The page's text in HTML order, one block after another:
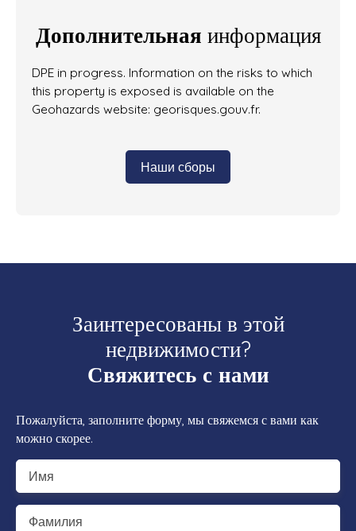
Дополнительная информация
DPE in progress. Information on the risks to which
this property is exposed is available on the
Geohazards website: georisques.gouv.fr.
Наши сборы
Заинтересованы в этой
недвижимости?
Свяжитесь с нами
Пожалуйста, заполните форму, мы свяжемся с вами как
можно скорее.
Имя
Фамилия